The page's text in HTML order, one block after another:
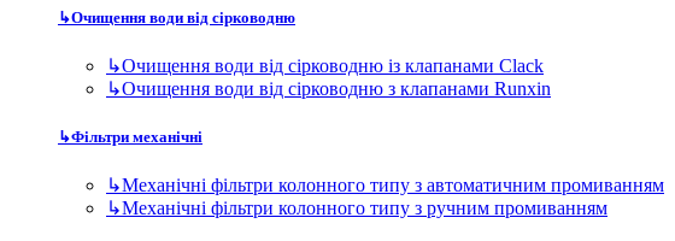
↳Фільтри пом'якшувачві колонного типу
↳Фільтр сорбційного очищення води з керуючими клапанами Runxin